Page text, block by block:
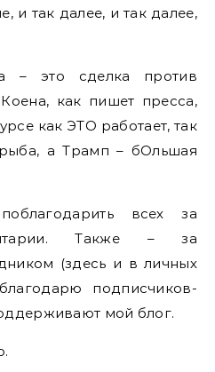
и так далее, и так далее,
– это сделка против
как пишет пресса,
как ЭТО работает, так
а Трамп – бОльшая
всех за
Также – за
(здесь и в личных
подписчиков-
мой блог.